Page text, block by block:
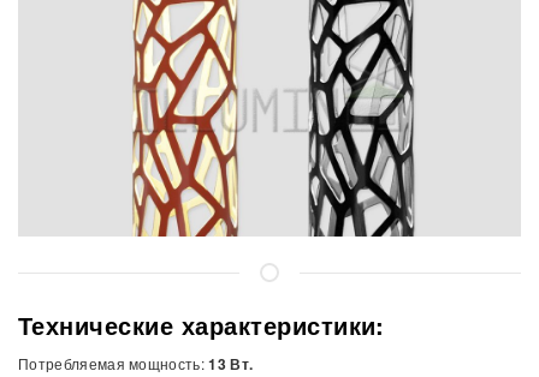
Технические характеристики:
Потребляемая мощность:13 Вт.